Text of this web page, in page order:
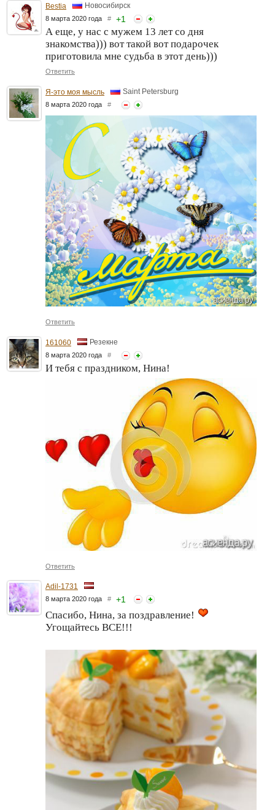
Bestia Новосибирск
8 марта 2020 года # +1
А еще, у нас с мужем 13 лет со дня
знакомства))) вот такой вот подарочек
приготовила мне судьба в этот день)))
Ответить
Я-это моя мысль Saint Petersburg
8 марта 2020 года #
Ответить
161060 Резекне
8 марта 2020 года #
И тебя с праздником, Нина!
Ответить
Adil-1731
8 марта 2020 года # +1
Спасибо, Нина, за поздравление!
Угощайтесь ВСЕ!!!